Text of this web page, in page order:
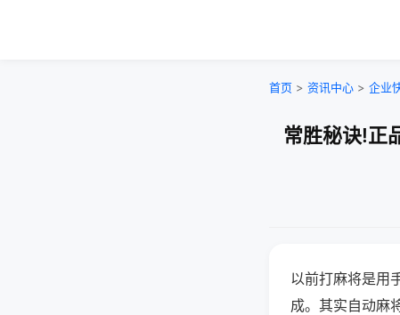
首页 > 资讯中心 > 企业
常胜秘诀!正
以前打麻将是用
成。其实自动麻